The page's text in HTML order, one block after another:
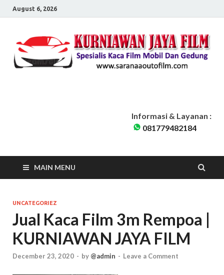
August 6, 2026
Informasi & Layanan :
081779482184
MAIN MENU
UNCATEGORIEZ
Jual Kaca Film 3m Rempoa |
KURNIAWAN JAYA FILM
December 23, 2020 - by @admin - Leave a Comment